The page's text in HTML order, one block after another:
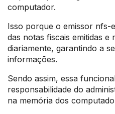
computador.
Isso porque o emissor nfs-
das notas fiscais emitidas e
diariamente, garantindo a
informações.
Sendo assim, essa
responsabilidade do
na memória dos